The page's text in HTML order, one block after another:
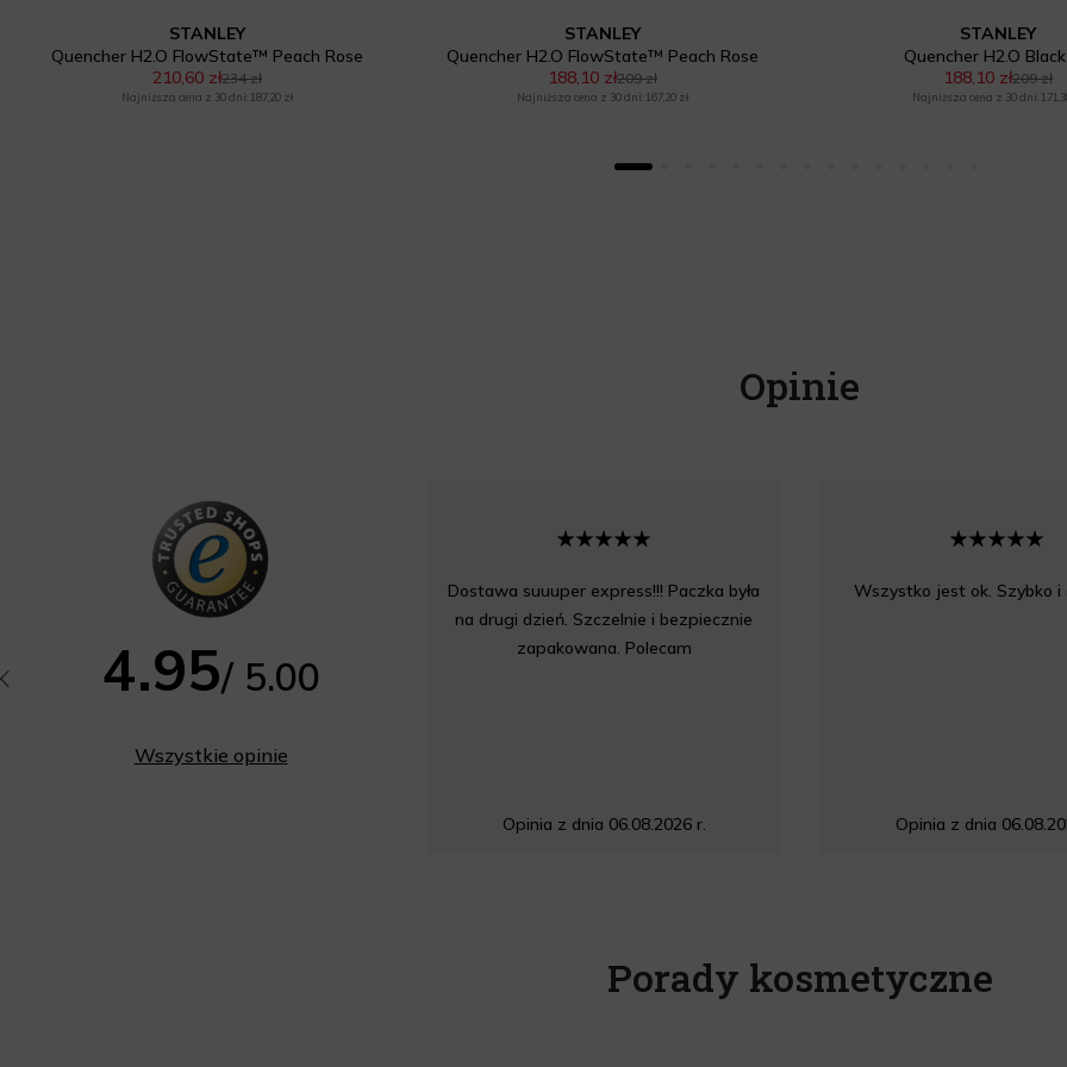
STANLEY
Quencher H2.O FlowState™ Peach Rose
210,60 zł234 zł
Najniższa cena z 30 dni: 187,20 zł
STANLEY
Quencher H2.O FlowState™ Peach Rose
188,10 zł209 zł
Najniższa cena z 30 dni: 167,20 zł
STANLEY
Quencher H2.O
188,10 zł209 zł
Najniższa cena z 30 dni:
Opinie
4.95/ 5.00
Wszystkie opinie
Dostawa suuuper express!!! Paczka była
na drugi dzień. Szczelnie i bezpiecznie
zapakowana. Polecam
Opinia z dnia 06.08.2026 r.
Wszystko jest ok. Szybko i
Opinia z dnia
Porady kosmetyczne